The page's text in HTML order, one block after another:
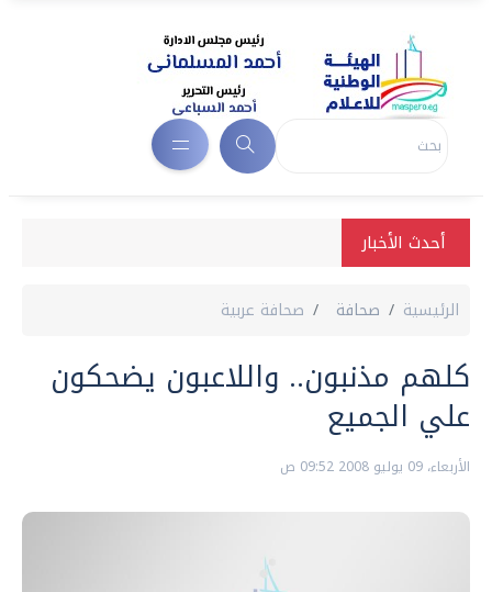
أحدث الأخبار
الرئيسية صحافة صحافة عربية
كلهم مذنبون.. واللاعبون يضحكون
علي الجميع
الأربعاء، 09 يوليو 2008 09:52 ص